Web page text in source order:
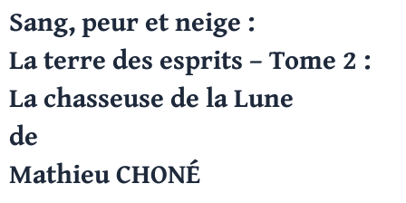
Sang, peur et neige :
La terre des esprits – Tome 2 :
La chasseuse de la Lune
de
Mathieu CHONÉ